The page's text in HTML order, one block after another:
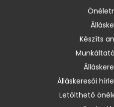
Készíts
Álláskeresői
Letölthető